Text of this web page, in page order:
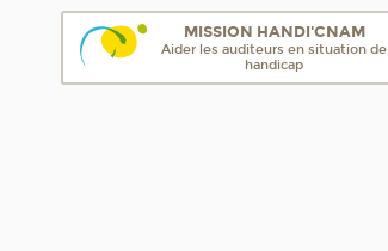
MISSION HANDI'CNAM
Aider les auditeurs en situation de
handicap